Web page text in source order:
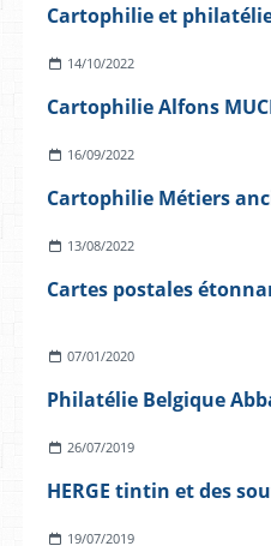
Cartophilie et
14/10/2022
Cartophilie Alfons
16/09/2022
Cartophilie Métiers
13/08/2022
Cartes postales
07/01/2020
Philatélie Belgique
26/07/2019
19/07/2019